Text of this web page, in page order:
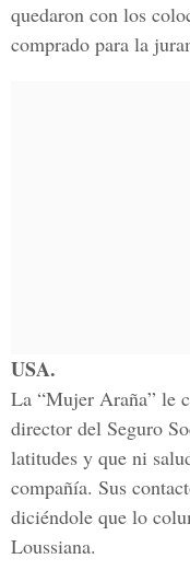
quedaron con los
comprado para la
USA.
La “Mujer Araña” le
director del Seguro
latitudes y que ni
compañía. Sus
diciéndole que lo
Loussiana.